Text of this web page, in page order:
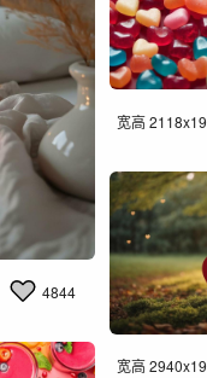
4844
宽高
宽高